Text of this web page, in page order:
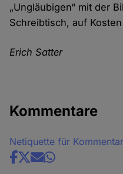
„Ungläubigen“ mit der
Schreibtisch, auf
Erich Satter
Kommentare
Netiquette für
Share